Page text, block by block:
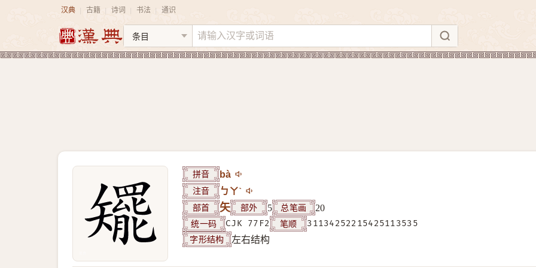
汉典 古籍 诗词 书法 通识
拼音 bà
注音 ㄅㄚˋ
部首 矢 部外 5 总笔画 20
统一码 CJK 77F2 笔顺 31134252215425113535
字形结构 左右结构